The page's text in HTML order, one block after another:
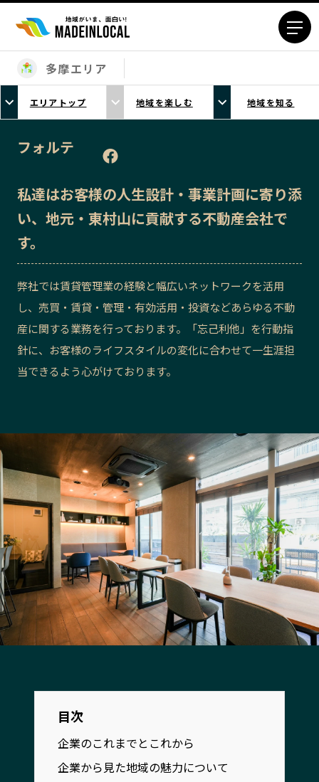
エリアから探す
北海道エリア
青森エリア
岩手エリア
栃木エリア
群馬エリア
埼玉エリア
千葉エリア
東京23区エリア
富山エリア
石川エリア
福井エリア
山梨エリア
長野エリア
岐阜エリア
静岡エリア
愛知エリア
三重エリア
滋賀エリア
河内エリア
兵庫エリア
奈良エリア
和歌山エリア
鳥取エリア
島根エリア
岡山エリア
広島エリア
山口エリア
徳島エリア
香川エリア
愛媛エリア
高知エリア
福岡エリア
佐賀エリア
長崎エリア
熊本エリア
大分エリア
宮崎エリア
鹿児島エリア
カテゴリから探す
多摩エリア
エリアトップ 地域を楽しむ 地域を知る
フォルテ
私達はお客様の人生設計・事業計画に寄り添
い、地元・東村山に貢献する不動産会社で
す。
弊社では賃貸管理業の経験と幅広いネットワークを活用
し、売買・賃貸・管理・有効活用・投資などあらゆる不動
産に関する業務を行っております。「忘己利他」を行動指
針に、お客様のライフスタイルの変化に合わせて一生涯担
当できるよう心がけております。
目次
企業のこれまでとこれから
企業から見た地域の魅力について